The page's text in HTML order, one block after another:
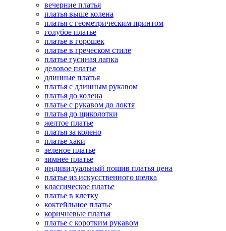
вечерние платья
платья выше колена
платья с геометрическим принтом
голубое платье
платье в горошек
платье в греческом стиле
платье гусиная лапка
деловое платье
длинные платья
платья с длинным рукавом
платья до колена
платье с рукавом до локтя
платья до щиколотки
желтое платье
платья за колено
платье хаки
зеленое платье
зимнее платье
индивидуальный пошив платья цена
платье из искусственного шелка
классическое платье
платье в клетку
коктейльное платье
коричневые платья
платье с коротким рукавом